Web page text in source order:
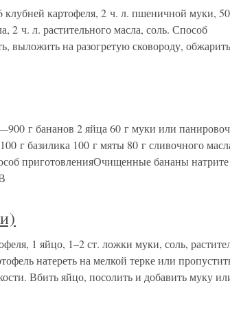
картофеля, 2 ч. л. пшеничной муки,
2 ч. л. растительного масла, соль. Способ
выложить на разогретую сковороду,
г бананов 2 яйца 60 г муки или
г базилика 100 г мяты 80 г сливочного
приготовленияОчищенные бананы
1 яйцо, 1–2 ст. ложки муки, соль,
натереть на мелкой терке или
Вбить яйцо, посолить и добавить муку